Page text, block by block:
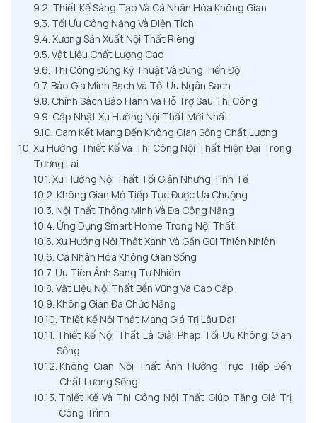
Thiết Kế Sáng Tạo Và Cá Nhân Hóa Không Gian
Tối Ưu Công Năng Và Diện Tích
Xưởng Sản Xuất Nội Thất Riêng
Vật Liệu Chất Lượng Cao
Thi Công Đúng Kỹ Thuật Và Đúng Tiến Độ
Báo Giá Minh Bạch Và Tối Ưu Ngân Sách
Chính Sách Bảo Hành Và Hỗ Trợ Sau Thi Công
Cập Nhật Xu Hướng Nội Thất Mới Nhất
Cam Kết Mang Đến Không Gian Sống Chất Lượng
Xu Hướng Thiết Kế Và Thi Công Nội Thất Hiện Đại Trong
Tương Lai
Xu Hướng Nội Thất Tối Giản Nhưng Tinh Tế
Không Gian Mở Tiếp Tục Được Ưa Chuộng
Nội Thất Thông Minh Và Đa Công Năng
Ứng Dụng Smart Home Trong Nội Thất
Xu Hướng Nội Thất Xanh Và Gần Gũi Thiên Nhiên
Cá Nhân Hóa Không Gian Sống
Ưu Tiên Ánh Sáng Tự Nhiên
Vật Liệu Nội Thất Bền Vững Và Cao Cấp
Không Gian Đa Chức Năng
Thiết Kế Nội Thất Mang Giá Trị Lâu Dài
Thiết Kế Nội Thất Là Giải Pháp Tối Ưu Không Gian
Sống
Không Gian Nội Thất Ảnh Hưởng Trực Tiếp Đến
Chất Lượng Sống
Thiết Kế Và Thi Công Nội Thất Giúp Tăng Giá Trị
Công Trình